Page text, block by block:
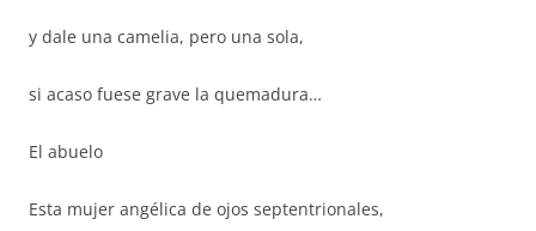
y dale una camelia, pero una sola,
si acaso fuese grave la quemadura…
El abuelo
Esta mujer angélica de ojos septentrionales,